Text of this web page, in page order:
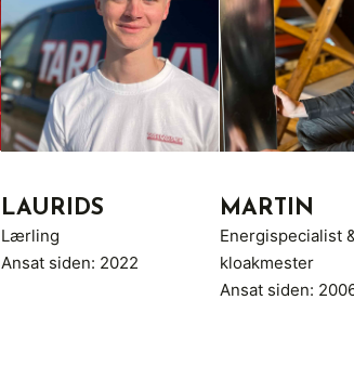
LAURIDS
Lærling
Ansat siden: 2022
MARTIN
Energispecialist
kloakmester
Ansat siden: